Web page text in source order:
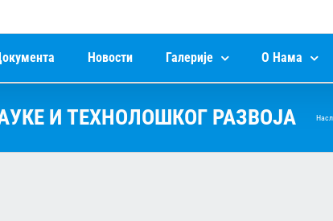
Новости Галерије О Нама
И ТЕХНОЛОШКОГ РАЗВОЈА